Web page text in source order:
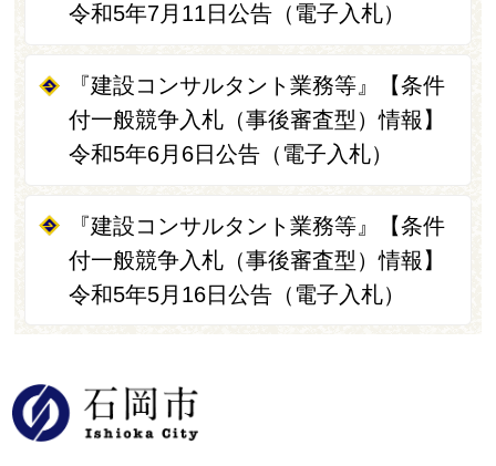
令和5年7月11日公告（電子入札）
『建設コンサルタント業務等』【条件
付一般競争入札（事後審査型）情報】
令和5年6月6日公告（電子入札）
『建設コンサルタント業務等』【条件
付一般競争入札（事後審査型）情報】
令和5年5月16日公告（電子入札）